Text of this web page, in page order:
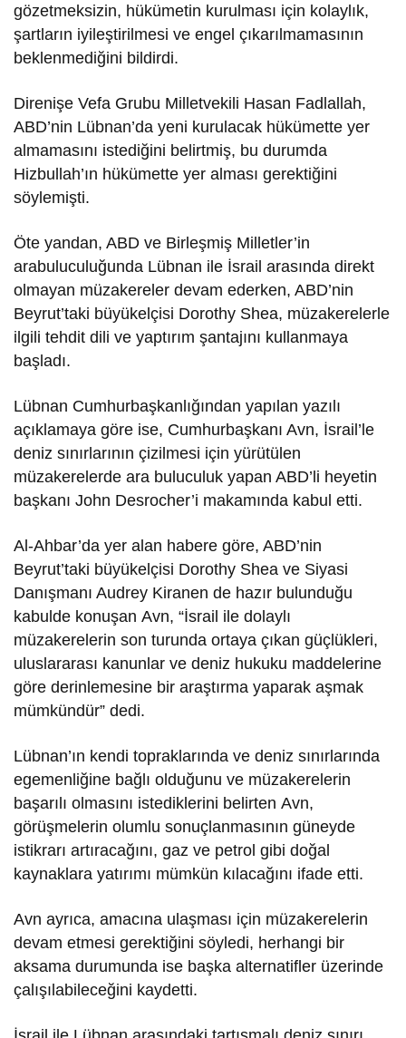
gözetmeksizin, hükümetin kurulması için kolaylık,
şartların iyileştirilmesi ve engel çıkarılmamasının
beklenmediğini bildirdi.
Direnişe Vefa Grubu Milletvekili Hasan Fadlallah,
ABD’nin Lübnan’da yeni kurulacak hükümette yer
almamasını istediğini belirtmiş, bu durumda
Hizbullah’ın hükümette yer alması gerektiğini
söylemişti.
Öte yandan, ABD ve Birleşmiş Milletler’in
arabuluculuğunda Lübnan ile İsrail arasında direkt
olmayan müzakereler devam ederken, ABD’nin
Beyrut’taki büyükelçisi Dorothy Shea, müzakerelerle
ilgili tehdit dili ve yaptırım şantajını kullanmaya
başladı.
Lübnan Cumhurbaşkanlığından yapılan yazılı
açıklamaya göre ise, Cumhurbaşkanı Avn, İsrail’le
deniz sınırlarının çizilmesi için yürütülen
müzakerelerde ara buluculuk yapan ABD’li heyetin
başkanı John Desrocher’i makamında kabul etti.
Al-Ahbar’da yer alan habere göre, ABD’nin
Beyrut’taki büyükelçisi Dorothy Shea ve Siyasi
Danışmanı Audrey Kiranen de hazır bulunduğu
kabulde konuşan Avn, “İsrail ile dolaylı
müzakerelerin son turunda ortaya çıkan güçlükleri,
uluslararası kanunlar ve deniz hukuku maddelerine
göre derinlemesine bir araştırma yaparak aşmak
mümkündür” dedi.
Lübnan’ın kendi topraklarında ve deniz sınırlarında
egemenliğine bağlı olduğunu ve müzakerelerin
başarılı olmasını istediklerini belirten Avn,
görüşmelerin olumlu sonuçlanmasının güneyde
istikrarı artıracağını, gaz ve petrol gibi doğal
kaynaklara yatırımı mümkün kılacağını ifade etti.
Avn ayrıca, amacına ulaşması için müzakerelerin
devam etmesi gerektiğini söyledi, herhangi bir
aksama durumunda ise başka alternatifler üzerinde
çalışılabileceğini kaydetti.